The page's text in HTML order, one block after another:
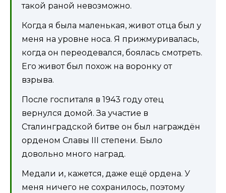
такой раной невозможно.
Когда я была маленькая, живот отца был у
меня на уровне носа. Я прижмуривалась,
когда он переодевался, боялась смотреть.
Его живот был похож на воронку от
взрыва.
После госпиталя в 1943 году отец
вернулся домой. За участие в
Сталинградской битве он был награждён
орденом Славы III степени. Было
довольно много наград.
Медали и, кажется, даже ещё ордена. У
меня ничего не сохранилось, поэтому